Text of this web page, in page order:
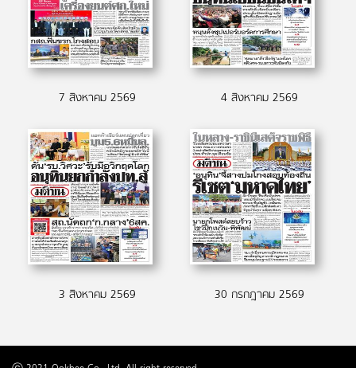
7 สิงหาคม 2569 4 สิงหาคม 2569
3 สิงหาคม 2569 30 กรกฎาคม 2569